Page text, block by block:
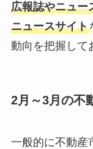
広報誌やニュー
ニュースサイト
動向を把握して
2月～3月の不
一般的に不動産